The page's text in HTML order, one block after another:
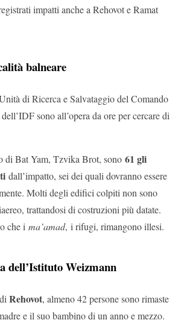
impatti anche a Rehovot e Ramat
balneare
di Ricerca e Salvataggio del Comando
sono all’opera da ore per cercare di
di Bat Yam, Tzvika Brot, sono 61 gli
dall’impatto, sei dei quali dovranno essere
Molti degli edifici colpiti non sono
trattandosi di costruzioni più datate.
che i ma’amad, i rifugi, rimangono illesi.
dell’Istituto Weizmann
Rehovot, almeno 42 persone sono rimaste
e il suo bambino di un anno e mezzo.